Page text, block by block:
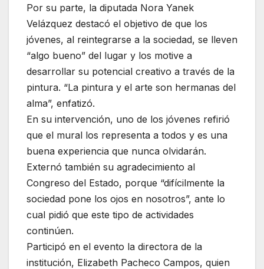
Por su parte, la diputada Nora Yanek
Velázquez destacó el objetivo de que los
jóvenes, al reintegrarse a la sociedad, se lleven
“algo bueno” del lugar y los motive a
desarrollar su potencial creativo a través de la
pintura. “La pintura y el arte son hermanas del
alma”, enfatizó.
En su intervención, uno de los jóvenes refirió
que el mural los representa a todos y es una
buena experiencia que nunca olvidarán.
Externó también su agradecimiento al
Congreso del Estado, porque “difícilmente la
sociedad pone los ojos en nosotros”, ante lo
cual pidió que este tipo de actividades
continúen.
Participó en el evento la directora de la
institución, Elizabeth Pacheco Campos, quien